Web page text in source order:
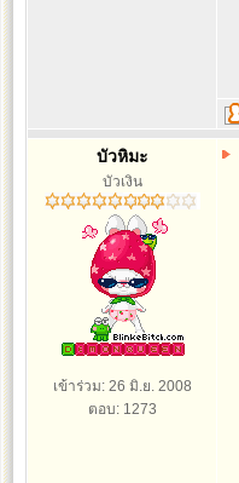
บัวหิมะ
บัวเงิน
เข้าร่วม: 26 มิ.ย. 2008
ตอบ: 1273